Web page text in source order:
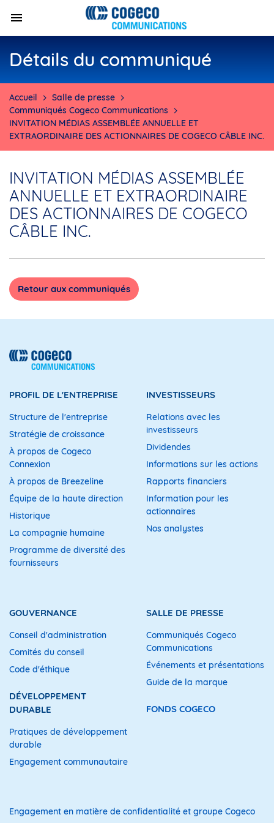
Détails du communiqué
Accueil
Salle de presse
Communiqués Cogeco Communications
INVITATION MÉDIAS ASSEMBLÉE ANNUELLE ET
EXTRAORDINAIRE DES ACTIONNAIRES DE COGECO CÂBLE INC.
INVITATION MÉDIAS ASSEMBLÉE
ANNUELLE ET EXTRAORDINAIRE
DES ACTIONNAIRES DE COGECO
CÂBLE INC.
INVITATION
Assemblée annuelle et
de Cogeco
Le président et chef de la dire
a le plaisir d’inviter les
MaRS
101 College
Toronto,
Monsieur Audet rencontrera les
avant l’assemblée, soit à 13 h 30 dans la
Source :
   (514)
874-2600
Retour aux communiqués
PROFIL DE L'ENTREPRISE
Structure de l'entreprise
Stratégie de croissance
À propos de Cogeco
Connexion
À propos de Breezeline
Équipe de la haute direction
Historique
La compagnie humaine
Programme de diversité des
fournisseurs
INVESTISSEURS
Relations avec les
investisseurs
Dividendes
Informations sur les actions
Rapports financiers
Information pour les
actionnaires
Nos analystes
GOUVERNANCE
Conseil d'administration
Comités du conseil
Code d'éthique
DÉVELOPPEMENT
DURABLE
Pratiques de développement
durable
Engagement communautaire
SALLE DE PRESSE
Communiqués Cogeco
Communications
Événements et présentations
Guide de la marque
FONDS COGECO
Engagement en matière de confidentialité et groupe Cogeco